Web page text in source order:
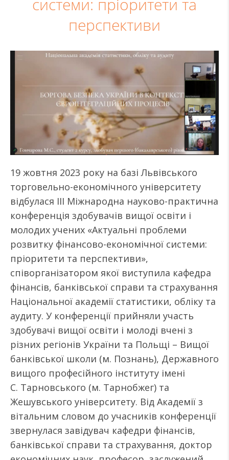
системи: пріоритети та
перспективи
19 жовтня 2023 року на базі Львівського
торговельно-економічного університету
відбулася ІIІ Міжнародна науково-практична
конференція здобувачів вищої освіти і
молодих учених «Актуальні проблеми
розвитку фінансово-економічної системи:
пріоритети та перспективи»,
співорганізатором якої виступила кафедра
фінансів, банківської справи та страхування
Національної академії статистики, обліку та
аудиту. У конференції прийняли участь
здобувачі вищої освіти і молоді вчені з
різних регіонів України та Польщі – Вищої
банківської школи (м. Познань), Державного
вищого професійного інституту імені
С. Тарновського (м. Тарнобжег) та
Жешувського університету. Від Академії з
вітальним словом до учасників конференції
звернулася завідувач кафедри фінансів,
банківської справи та страхування, доктор